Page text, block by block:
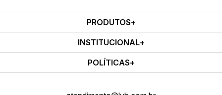
PRODUTOS
INSTITUCIONAL
POLÍTICAS